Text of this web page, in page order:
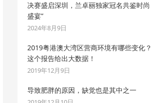
决赛盛启深圳，兰卓丽独家冠名共鉴时尚
盛宴”
2024年8月9日
2019粤港澳大湾区营商环境有哪些变化？
这个报告给出大数据！
2019年12月9日
导致肥胖的原因，缺觉也是其中之一